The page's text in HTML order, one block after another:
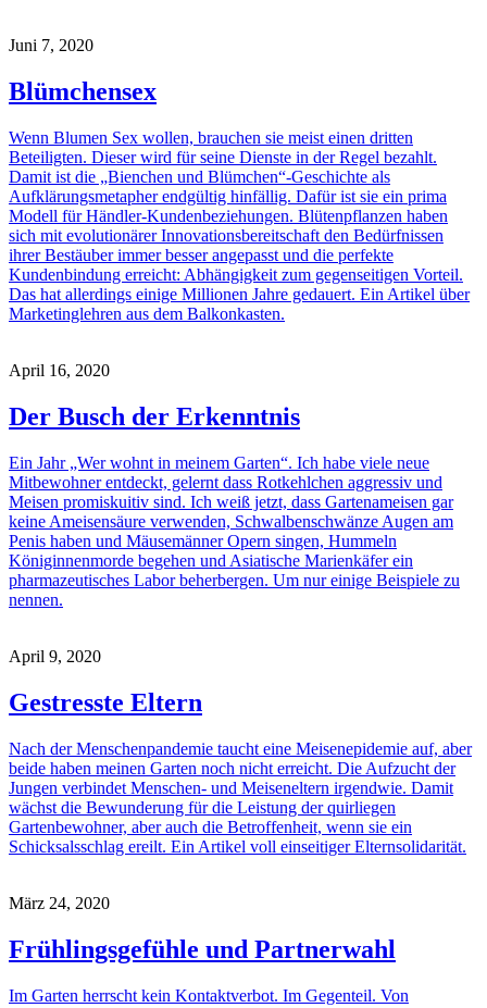
Juni 7, 2020
Blümchensex
Wenn Blumen Sex wollen, brauchen sie meist einen dritten
Beteiligten. Dieser wird für seine Dienste in der Regel bezahlt.
Damit ist die „Bienchen und Blümchen“-Geschichte als
Aufklärungsmetapher endgültig hinfällig. Dafür ist sie ein prima
Modell für Händler-Kundenbeziehungen. Blütenpflanzen haben
sich mit evolutionärer Innovationsbereitschaft den Bedürfnissen
ihrer Bestäuber immer besser angepasst und die perfekte
Kundenbindung erreicht: Abhängigkeit zum gegenseitigen Vorteil.
Das hat allerdings einige Millionen Jahre gedauert. Ein Artikel über
Marketinglehren aus dem Balkonkasten.
April 16, 2020
Der Busch der Erkenntnis
Ein Jahr „Wer wohnt in meinem Garten“. Ich habe viele neue
Mitbewohner entdeckt, gelernt dass Rotkehlchen aggressiv und
Meisen promiskuitiv sind. Ich weiß jetzt, dass Gartenameisen gar
keine Ameisensäure verwenden, Schwalbenschwänze Augen am
Penis haben und Mäusemänner Opern singen, Hummeln
Königinnenmorde begehen und Asiatische Marienkäfer ein
pharmazeutisches Labor beherbergen. Um nur einige Beispiele zu
nennen.
April 9, 2020
Gestresste Eltern
Nach der Menschenpandemie taucht eine Meisenepidemie auf, aber
beide haben meinen Garten noch nicht erreicht. Die Aufzucht der
Jungen verbindet Menschen- und Meiseneltern irgendwie. Damit
wächst die Bewunderung für die Leistung der quirliegen
Gartenbewohner, aber auch die Betroffenheit, wenn sie ein
Schicksalsschlag ereilt. Ein Artikel voll einseitiger Elternsolidarität.
März 24, 2020
Frühlingsgefühle und Partnerwahl
Im Garten herrscht kein Kontaktverbot. Im Gegenteil. Von